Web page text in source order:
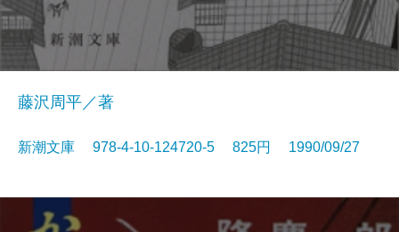
藤沢周平／著
新潮文庫 978-4-10-124720-5 825円 1990/09/27